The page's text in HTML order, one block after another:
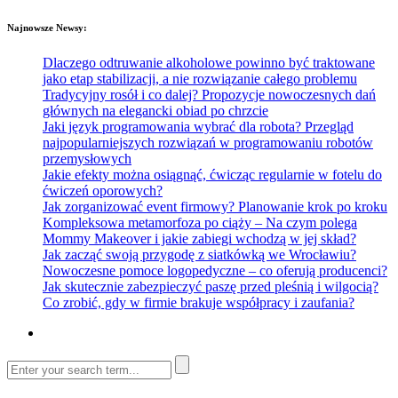
Najnowsze Newsy:
Dlaczego odtruwanie alkoholowe powinno być traktowane
jako etap stabilizacji, a nie rozwiązanie całego problemu
Tradycyjny rosół i co dalej? Propozycje nowoczesnych dań
głównych na elegancki obiad po chrzcie
Jaki język programowania wybrać dla robota? Przegląd
najpopularniejszych rozwiązań w programowaniu robotów
przemysłowych
Jakie efekty można osiągnąć, ćwicząc regularnie w fotelu do
ćwiczeń oporowych?
Jak zorganizować event firmowy? Planowanie krok po kroku
Kompleksowa metamorfoza po ciąży – Na czym polega
Mommy Makeover i jakie zabiegi wchodzą w jej skład?
Jak zacząć swoją przygodę z siatkówką we Wrocławiu?
Nowoczesne pomoce logopedyczne – co oferują producenci?
Jak skutecznie zabezpieczyć paszę przed pleśnią i wilgocią?
Co zrobić, gdy w firmie brakuje współpracy i zaufania?